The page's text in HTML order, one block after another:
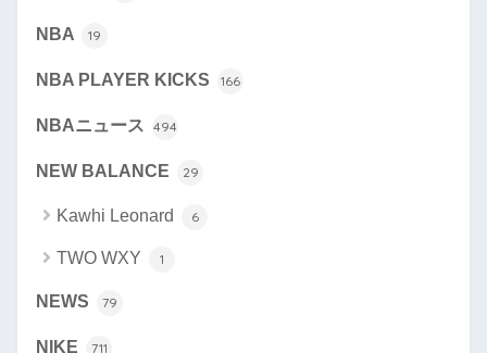
NBA 19
NBA PLAYER KICKS 166
NBAニュース 494
NEW BALANCE 29
Kawhi Leonard 6
TWO WXY 1
NEWS 79
NIKE 711